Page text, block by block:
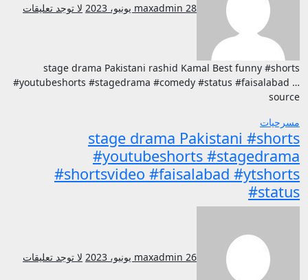
maxadmin 28 يونيو، 2023 لا توجد تعليقات
stage drama Pakistani rashid Kamal Best funny #shorts
#youtubeshorts #stagedrama #comedy #status #faisalabad …
source
مسرحيات
stage drama Pakistani #shorts
#youtubeshorts #stagedrama
#shortsvideo #faisalabad #ytshorts
#status
maxadmin 26 يونيو، 2023 لا توجد تعليقات